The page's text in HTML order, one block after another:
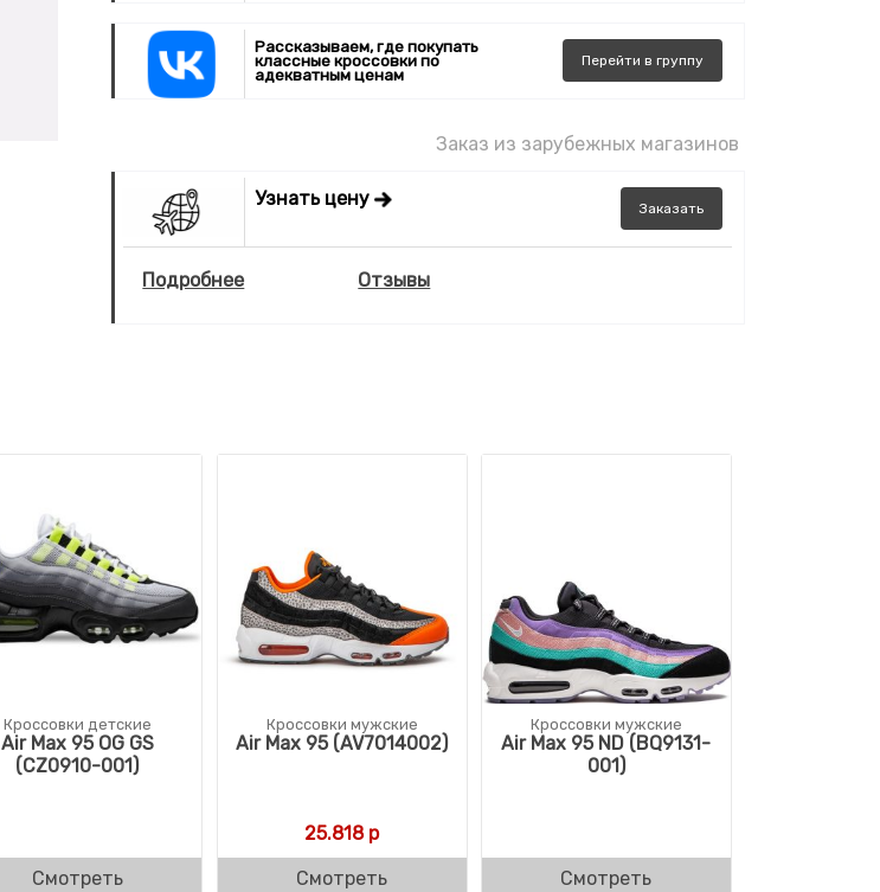
Рассказываем, где покупать
классные кроссовки по
адекватным ценам
Перейти в группу
Заказ из зарубежных магазинов
Узнать цену Заказать
Подробнее Отзывы
Кроссовки детские
Air Max 95 OG GS
(CZ0910-001)
Смотреть
Кроссовки мужские
Air Max 95 (AV7014002)
25.818р
Смотреть
Кроссовки мужские
Air Max 95 ND (BQ9131-
001)
Смотреть